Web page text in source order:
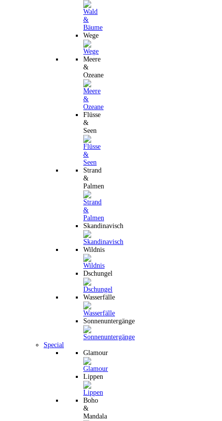
Wege
Meere
&
Ozeane
Flüsse
&
Seen
Strand
&
Palmen
Skandinavisch
Wildnis
Dschungel
Wasserfälle
Sonnenuntergänge
Special
Glamour
Lippen
Boho
&
Mandala